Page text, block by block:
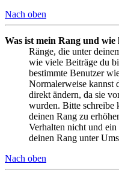
Nach oben
Was ist mein Rang und
Ränge, die unter
wie viele Beiträge du
bestimmte Benutzer
Normalerweise kannst
direkt ändern, da sie
wurden. Bitte schreibe
deinen Rang zu
Verhalten nicht und
deinen Rang unter
Nach oben